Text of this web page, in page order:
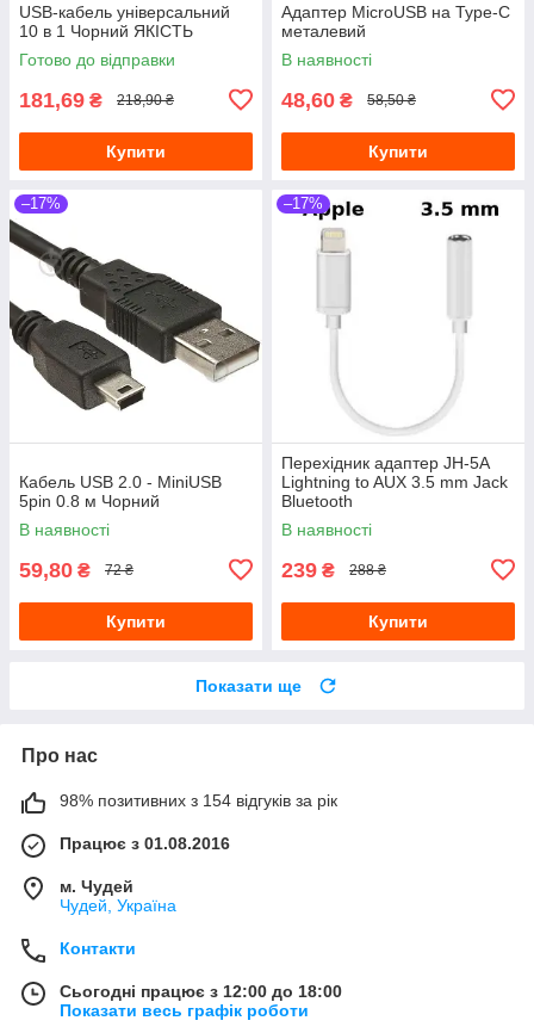
USB-кабель універсальний
10 в 1 Чорний ЯКІСТЬ
Готово до відправки
181,69 ₴ 218,90 ₴
Купити
Адаптер MicroUSB на Type-C
металевий
В наявності
48,60 ₴ 58,50 ₴
Купити
–17%
Кабель USB 2.0 - MiniUSB
5pin 0.8 м Чорний
В наявності
59,80 ₴ 72 ₴
Купити
–17%
Перехідник адаптер JH-5A
Lightning to AUX 3.5 mm Jack
Bluetooth
В наявності
239 ₴ 288 ₴
Купити
Показати ще
Про нас
98% позитивних з 154 відгуків за рік
Працює з 01.08.2016
м. Чудей
Чудей, Україна
Контакти
Сьогодні працює з 12:00 до 18:00
Показати весь графік роботи